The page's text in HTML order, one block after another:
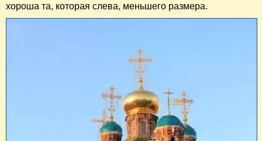
хороша та, которая слева, меньшего размера.